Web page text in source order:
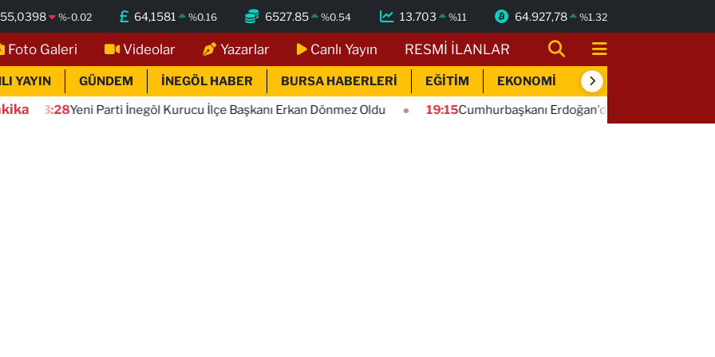
55,0398 %-0.02 64,1581 %0.16 6527.85 %0.54 13.703 %11 64.927,78 %1.32
Foto Galeri Videolar Yazarlar Canlı Yayın RESMİ İLANLAR
YAYIN GÜNDEM İNEGÖL HABER BURSA HABERLERİ EĞİTİM EKONOMİ SİYASET
Parti İnegöl Kurucu İlçe Başkanı Erkan Dönmez Oldu 19:15Cumhurbaşkanı Erdoğan'dan 'Terörsüz Türkiye' mesajı